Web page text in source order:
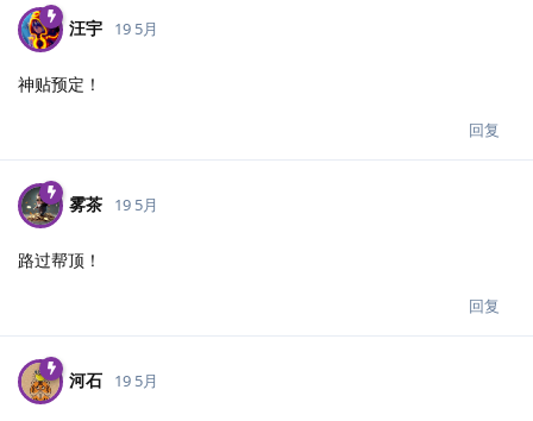
汪宇 19 5月
神贴预定！
回复
雾茶 19 5月
路过帮顶！
回复
河石 19 5月